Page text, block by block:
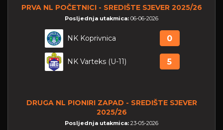
PRVA NL POČETNICI - SREDIŠTE SJEVER 2025/26
Posljednja utakmica: 06-06-2026
NK Koprivnica 0
NK Varteks (U-11) 5
DRUGA NL PIONIRI ZAPAD - SREDIŠTE SJEVER
2025/26
Posljednja utakmica: 23-05-2026